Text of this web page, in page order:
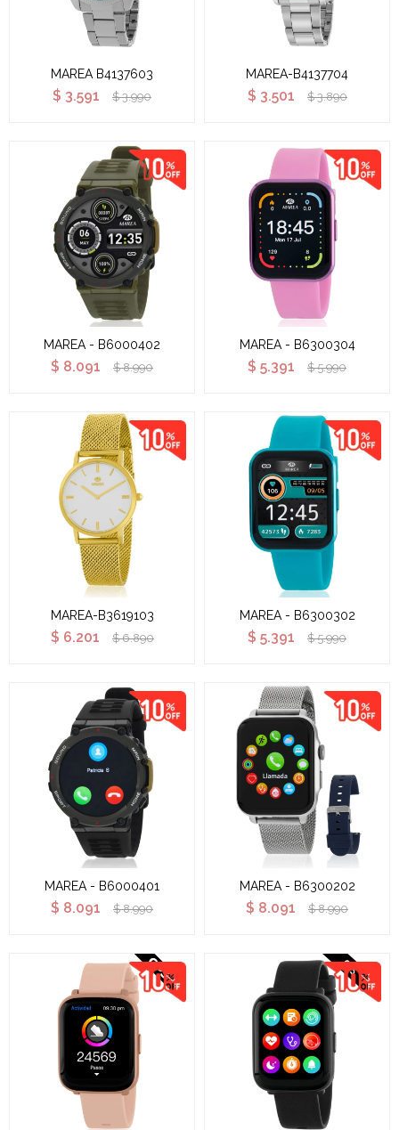
MAREA B4137603
$ 3.591 $ 3.990
MAREA-B4137704
$ 3.501 $ 3.890
MAREA - B6000402
$ 8.091 $ 8.990
MAREA - B6300304
$ 5.391 $ 5.990
MAREA-B3619103
$ 6.201 $ 6.890
MAREA - B6300302
$ 5.391 $ 5.990
MAREA - B6000401
$ 8.091 $ 8.990
MAREA - B6300202
$ 8.091 $ 8.990